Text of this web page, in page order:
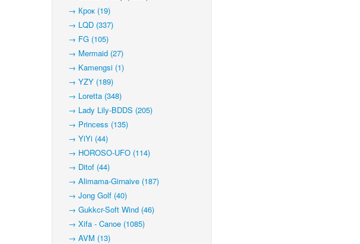
→ Крок (19)
→ LQD (337)
→ FG (105)
→ Mermaid (27)
→ Kamengsi (1)
→ YZY (189)
→ Loretta (348)
→ Lady Lily-BDDS (205)
→ Princess (135)
→ YiYi (44)
→ HOROSO-UFO (114)
→ Ditof (44)
→ Alimama-Girnaive (187)
→ Jong Golf (40)
→ Gukkcr-Soft Wind (46)
→ Xifa - Canoe (1085)
→ AVM (13)